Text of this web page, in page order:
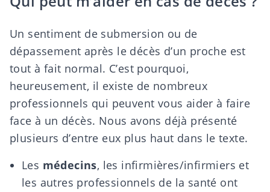
Un sentiment de submersion ou de
dépassement après le décès d’un proche est
tout à fait normal. C’est pourquoi,
heureusement, il existe de nombreux
professionnels qui peuvent vous aider à faire
face à un décès. Nous avons déjà présenté
plusieurs d’entre eux plus haut dans le texte.
Les médecins, les infirmières/infirmiers et
les autres professionnels de la santé ont